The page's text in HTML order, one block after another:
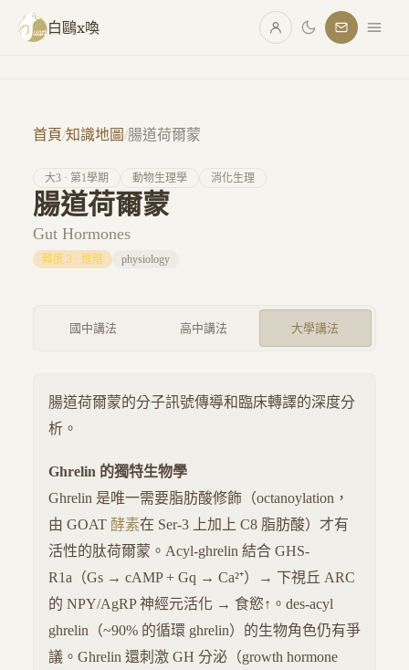
跳至主要內容
白鷗x喚
首頁/知識地圖/腸道荷爾蒙
大3 · 第1學期 動物生理學 消化生理
腸道荷爾蒙
Gut Hormones
難度 3 · 進階 physiology
國中講法 高中講法 大學講法
腸道荷爾蒙的分子訊號傳導和臨床轉譯的深度分
析。
Ghrelin 的獨特生物學
Ghrelin 是唯一需要脂肪酸修飾（octanoylation，
由 GOAT 酵素在 Ser-3 上加上 C8 脂肪酸）才有
活性的肽荷爾蒙。Acyl-ghrelin 結合 GHS-
R1a（Gs → cAMP + Gq → Ca²⁺）→ 下視丘 ARC
的 NPY/AgRP 神經元活化 → 食慾↑。des-acyl
ghrelin（~90% 的循環 ghrelin）的生物角色仍有爭
議。Ghrelin 還刺激 GH 分泌（growth hormone